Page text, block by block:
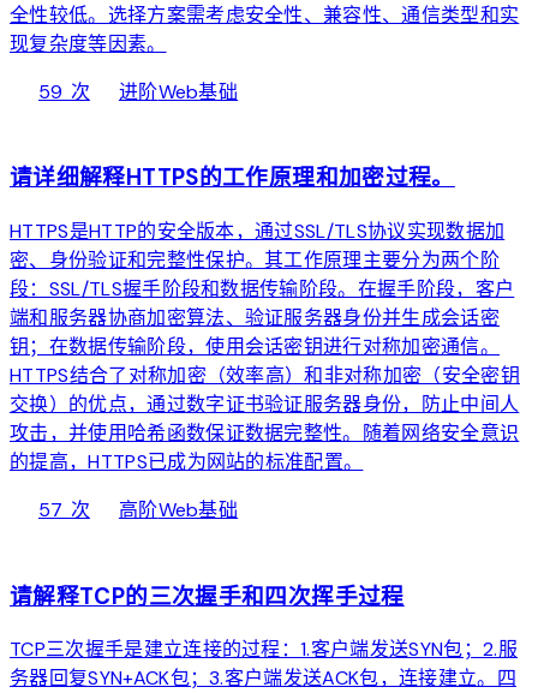
全性较低。选择方案需考虑安全性、兼容性、通信类型和实
现复杂度等因素。
59 次bolt进阶Web基础chevron_right
请详细解释HTTPS的工作原理和加密过程。
HTTPS是HTTP的安全版本，通过SSL/TLS协议实现数据加
密、身份验证和完整性保护。其工作原理主要分为两个阶
段：SSL/TLS握手阶段和数据传输阶段。在握手阶段，客户
端和服务器协商加密算法、验证服务器身份并生成会话密
钥；在数据传输阶段，使用会话密钥进行对称加密通信。
HTTPS结合了对称加密（效率高）和非对称加密（安全密钥
交换）的优点，通过数字证书验证服务器身份，防止中间人
攻击，并使用哈希函数保证数据完整性。随着网络安全意识
的提高，HTTPS已成为网站的标准配置。
57 次bolt高阶Web基础chevron_right
请解释TCP的三次握手和四次挥手过程
TCP三次握手是建立连接的过程：1.客户端发送SYN包；2.服
务器回复SYN+ACK包；3.客户端发送ACK包，连接建立。四